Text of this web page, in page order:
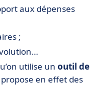
aux dépenses
;
utilise un outil de
en effet des